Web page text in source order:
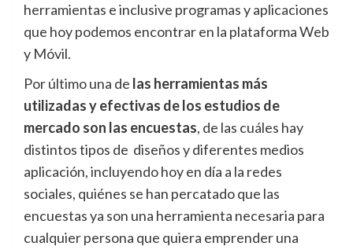
herramientas e inclusive programas y aplicaciones
que hoy podemos encontrar en la plataforma Web
y Móvil.
Por último una de las herramientas más
utilizadas y efectivas de los estudios de
mercado son las encuestas, de las cuáles hay
distintos tipos de diseños y diferentes medios
aplicación, incluyendo hoy en día a la redes
sociales, quiénes se han percatado que las
encuestas ya son una herramienta necesaria para
cualquier persona que quiera emprender una